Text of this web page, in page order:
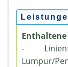
-
Lumpur/